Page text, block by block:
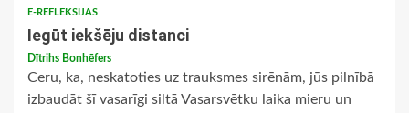
E-REFLEKSIJAS
Iegūt iekšēju distanci
Dītrihs Bonhēfers
Ceru, ka, neskatoties uz trauksmes sirēnām, jūs pilnībā
izbaudāt šī vasarīgi siltā Vasarsvētku laika mieru un